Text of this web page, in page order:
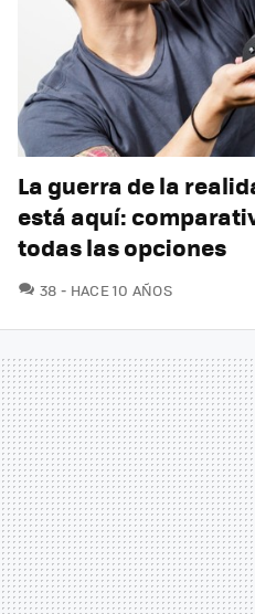
La guerra de la
está aquí:
todas las opciones
38 COMENTARIOS
HACE 10 AÑOS